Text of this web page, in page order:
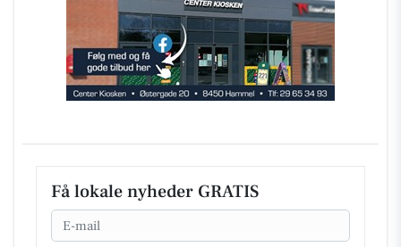
Få lokale nyheder GRATIS
Email